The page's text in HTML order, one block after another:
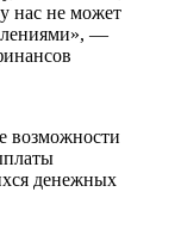
нас не может
—
возможности
денежных